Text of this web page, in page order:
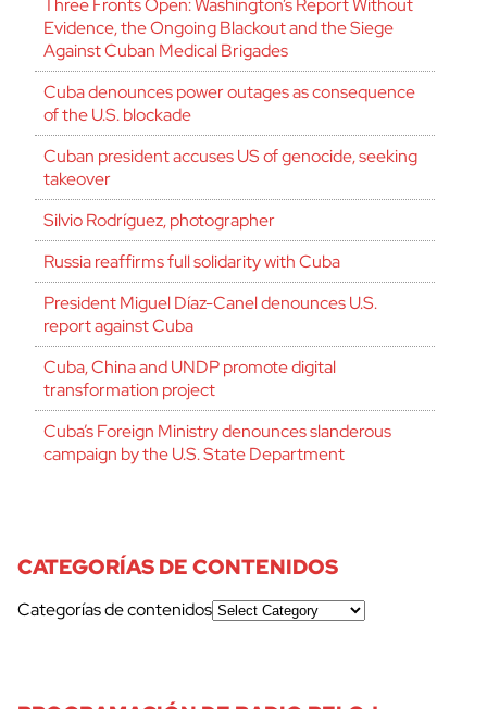
Evidence, the Ongoing Blackout and the Siege
Against Cuban Medical Brigades
Cuba denounces power outages as consequence
of the U.S. blockade
Cuban president accuses US of genocide, seeking
takeover
Silvio Rodríguez, photographer
Russia reaffirms full solidarity with Cuba
President Miguel Díaz-Canel denounces U.S.
report against Cuba
Cuba, China and UNDP promote digital
transformation project
Cuba’s Foreign Ministry denounces slanderous
campaign by the U.S. State Department
CATEGORÍAS DE CONTENIDOS
Categorías de contenidos